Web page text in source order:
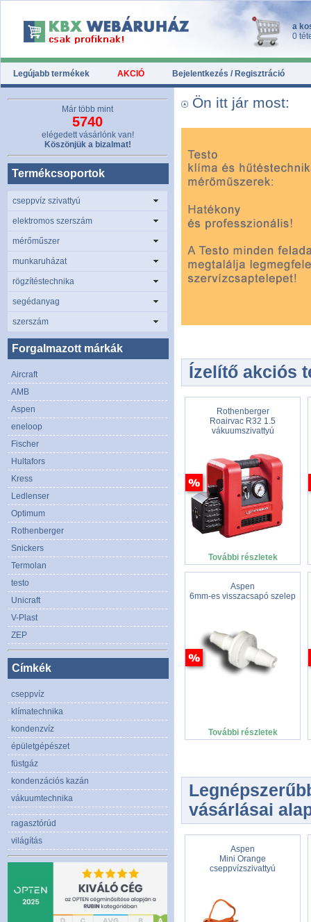
a
0
Legújabb termékek AKCIÓ Bejelentkezés / Regisztráció
Ön itt jár most:
Ízelítő akciós
Rothenberger
Roairvac R32 1.5
vákuumszivattyú
További részletek
Aspen
6mm-es visszacsapó szelep
További részletek
vásárlásai
Aspen
Mini Orange
cseppvízszivattyú
Már több mint
5740
elégedett vásárlónk van!
Köszönjük a bizalmat!
Termékcsoportok
cseppvíz szivattyú
elektromos szerszám
mérőműszer
munkaruházat
rögzítéstechnika
segédanyag
szerszám
Forgalmazott márkák
Aircraft
AMB
Aspen
eneloop
Fischer
Hultafors
Kress
Ledlenser
Optimum
Rothenberger
Snickers
Termolan
testo
Unicraft
V-Plast
ZEP
Címkék
cseppvíz
klímatechnika
kondenzvíz
épületgépészet
füstgáz
kondenzációs kazán
vákuumtechnika
ragasztórúd
világítás